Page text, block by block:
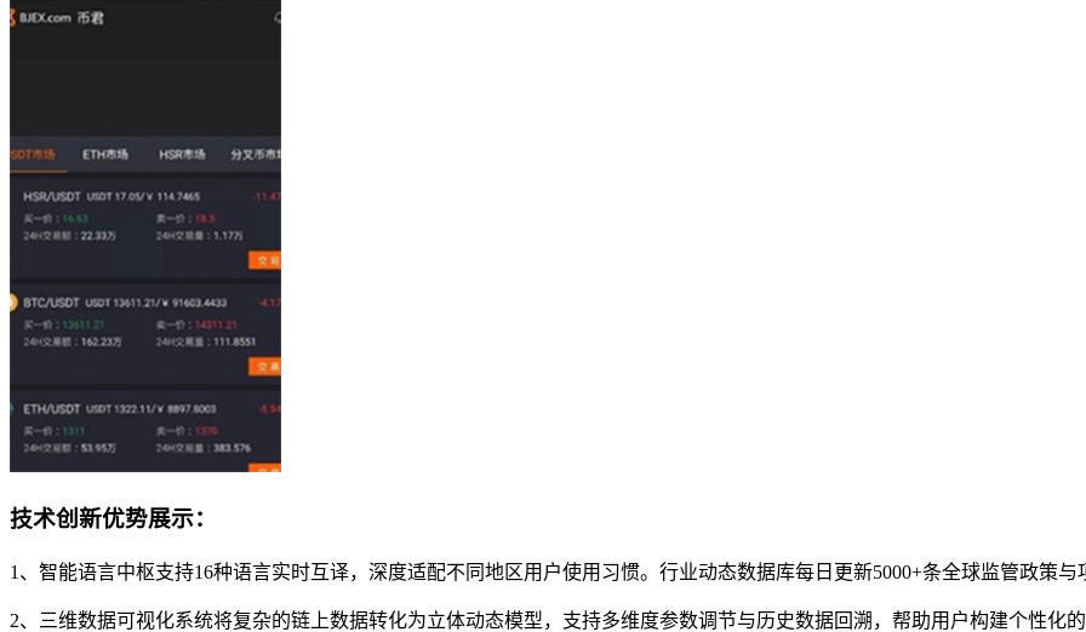
技术创新优势展示：
1、智能语言中枢支持16种语言实时互译，深度适配不同地区用户使用习惯。行业动态数据库每日更新5000+条全球监管政策与
2、三维数据可视化系统将复杂的链上数据转化为立体动态模型，支持多维度参数调节与历史数据回溯，帮助用户构建个性化的